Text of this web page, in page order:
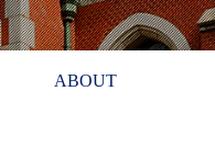
ABOUT